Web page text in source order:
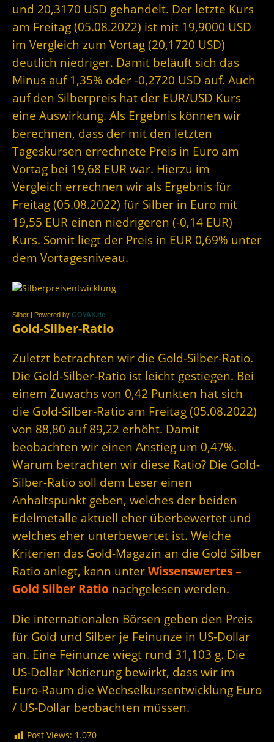
und 20,3170 USD gehandelt. Der letzte Kurs
am Freitag (05.08.2022) ist mit 19,9000 USD
im Vergleich zum Vortag (20,1720 USD)
deutlich niedriger. Damit beläuft sich das
Minus auf 1,35% oder -0,2720 USD auf. Auch
auf den Silberpreis hat der EUR/USD Kurs
eine Auswirkung. Als Ergebnis können wir
berechnen, dass der mit den letzten
Tageskursen errechnete Preis in Euro am
Vortag bei 19,68 EUR war. Hierzu im
Vergleich errechnen wir als Ergebnis für
Freitag (05.08.2022) für Silber in Euro mit
19,55 EUR einen niedrigeren (-0,14 EUR)
Kurs. Somit liegt der Preis in EUR 0,69% unter
dem Vortagesniveau.
Silber | Powered by GOYAX.de
Gold-Silber-Ratio
Zuletzt betrachten wir die Gold-Silber-Ratio.
Die Gold-Silber-Ratio ist leicht gestiegen. Bei
einem Zuwachs von 0,42 Punkten hat sich
die Gold-Silber-Ratio am Freitag (05.08.2022)
von 88,80 auf 89,22 erhöht. Damit
beobachten wir einen Anstieg um 0,47%.
Warum betrachten wir diese Ratio? Die Gold-
Silber-Ratio soll dem Leser einen
Anhaltspunkt geben, welches der beiden
Edelmetalle aktuell eher überbewertet und
welches eher unterbewertet ist. Welche
Kriterien das Gold-Magazin an die Gold Silber
Ratio anlegt, kann unter Wissenswertes –
Gold Silber Ratio nachgelesen werden.
Die internationalen Börsen geben den Preis
für Gold und Silber je Feinunze in US-Dollar
an. Eine Feinunze wiegt rund 31,103 g. Die
US-Dollar Notierung bewirkt, dass wir im
Euro-Raum die Wechselkursentwicklung Euro
/ US-Dollar beobachten müssen.
Post Views: 1.070